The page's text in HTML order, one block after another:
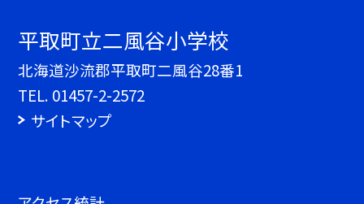
平取町立二風谷小学校
北海道沙流郡平取町二風谷28番1
TEL. 01457-2-2572
サイトマップ